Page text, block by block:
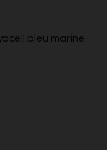
bleu marine